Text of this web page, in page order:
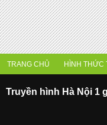
TRANG CHỦ HÌNH THỨC
Truyền hình Hà Nội 1